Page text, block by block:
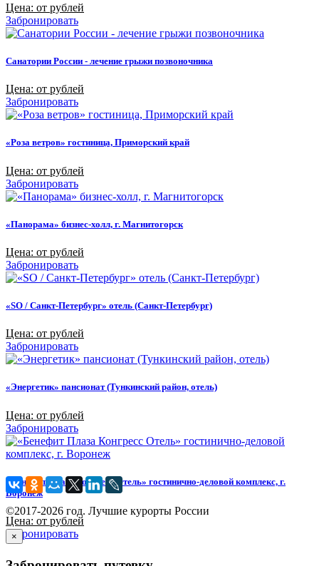
Цена: от рублей
Забронировать
Санатории России - лечение грыжи позвоночника
Цена: от рублей
Забронировать
«Роза ветров» гостиница, Приморский край
Цена: от рублей
Забронировать
«Панорама» бизнес-холл, г. Магнитогорск
Цена: от рублей
Забронировать
«SO / Санкт-Петербург» отель (Санкт-Петербург)
Цена: от рублей
Забронировать
«Энергетик» пансионат (Тункинский район, отель)
Цена: от рублей
Забронировать
«Бенефит Плаза Конгресс Отель» гостинично-деловой комплекс, г.
Воронеж
Цена: от рублей
Забронировать
©2017-2026 год. Лучшие курорты России
×